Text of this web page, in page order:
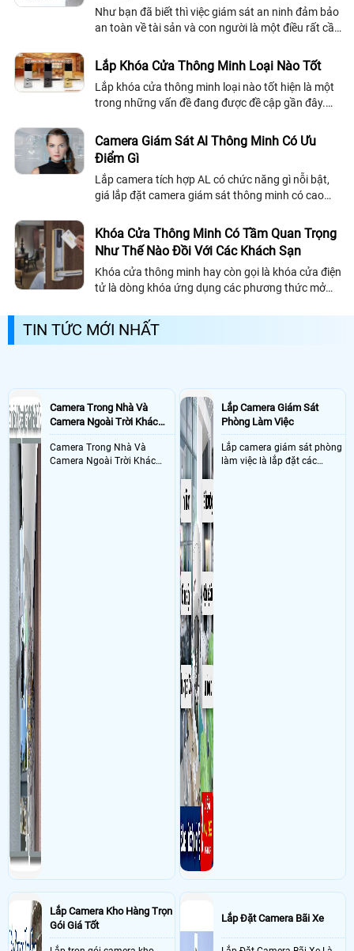
Như bạn đã biết thì việc giám sát an ninh đảm bảo
an toàn về tài sản và con người là một điều rất cần
làm việc hay các cửa hàng...
Lắp Khóa Cửa Thông Minh Loại Nào Tốt
Lắp khóa cửa thông minh loại nào tốt hiện là một
trong những vấn đề đang được đề cập gần đây.
ngày càng lớn thu hút không ít khách hàng quan
tâm.
Camera Giám Sát Al Thông Minh Có Ưu
Điểm Gì
Lắp camera tích hợp AL có chức năng gì nỗi bật,
giá lắp đặt camera giám sát thông minh có cao
AL so với camera giám sát thông dụng...
Khóa Cửa Thông Minh Có Tầm Quan Trọng
Như Thế Nào Đồi Với Các Khách Sạn
Khóa cửa thông minh hay còn gọi là khóa cửa điện
tử là dòng khóa ứng dụng các phương thức mở
mã số,khóa cửa thẻ từ,khóa cửa nhận...
TIN TỨC MỚI NHẤT
Camera Trong Nhà Và
Camera Ngoài Trời Khác
Nhau Như Thế Nào
Camera Trong Nhà Và
Camera Ngoài Trời Khác
Lắp Camera Giám Sát
Phòng Làm Việc
Lắp camera giám sát phòng
làm việc là lắp đặt các
Lắp Camera Kho Hàng Trọn
Gói Giá Tốt
Lắp Đặt Camera Bãi Xe